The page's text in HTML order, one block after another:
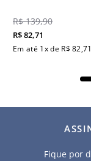
R$ 139,90
R$82,71
Em até 1x de R$ 82,71
Fique por